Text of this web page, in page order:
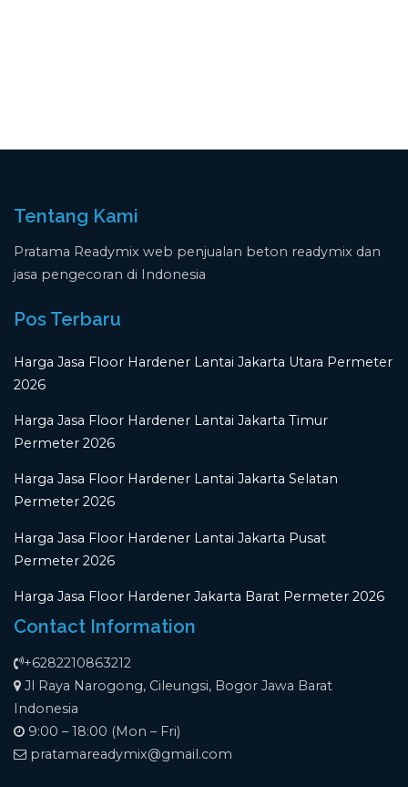
Tentang Kami
Pratama Readymix web penjualan beton readymix dan
jasa pengecoran di Indonesia
Pos Terbaru
Harga Jasa Floor Hardener Lantai Jakarta Utara Permeter
2026
Harga Jasa Floor Hardener Lantai Jakarta Timur
Permeter 2026
Harga Jasa Floor Hardener Lantai Jakarta Selatan
Permeter 2026
Harga Jasa Floor Hardener Lantai Jakarta Pusat
Permeter 2026
Harga Jasa Floor Hardener Jakarta Barat Permeter 2026
Contact Information
+6282210863212
Jl Raya Narogong, Cileungsi, Bogor Jawa Barat
Indonesia
9:00 – 18:00 (Mon – Fri)
pratamareadymix@gmail.com